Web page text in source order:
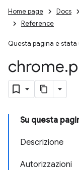
Home page Docs
Reference
Questa pagina è stata
chrome.
Su questa
Descrizione
Autorizzazioni